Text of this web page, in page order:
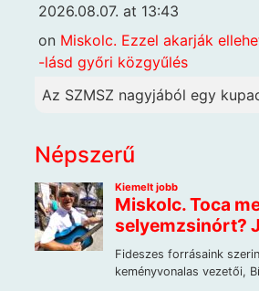
2026.08.07. at 13:43
on Miskolc. Ezzel akarják
-lásd győri közgyűlés
Az SZMSZ nagyjából egy
Népszerű